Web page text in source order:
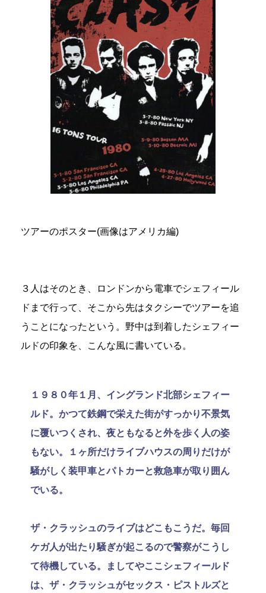
ツアーのポスター(画像はアメリカ編)
３人はそのとき、ロンドンから電車でシェフィール
ドまで行って、そこから先はタクシーでツアーを追
うことになったという。野中は到着したシェフィー
ルドの印象を、こんな風に書いている。
１９８０年１月、イングランド北部シェフィー
ルド。かつて鉄鋼で栄えた街がすっかり不景気
に覆いつくされ、夜ともなると外を歩く人の姿
もない。１ヶ所だけライブハウスの周りだけが
騒がしく装甲車とパトカーと救急車が取り囲ん
でいる。
ザ・クラッシュのライブはどこもこうだ。毎回
ケガ人が出たり騒ぎが起こるので警察がこうし
て待機している。ましてやここシェフィールド
は、ザ・クラッシュがセックス・ピストルズと